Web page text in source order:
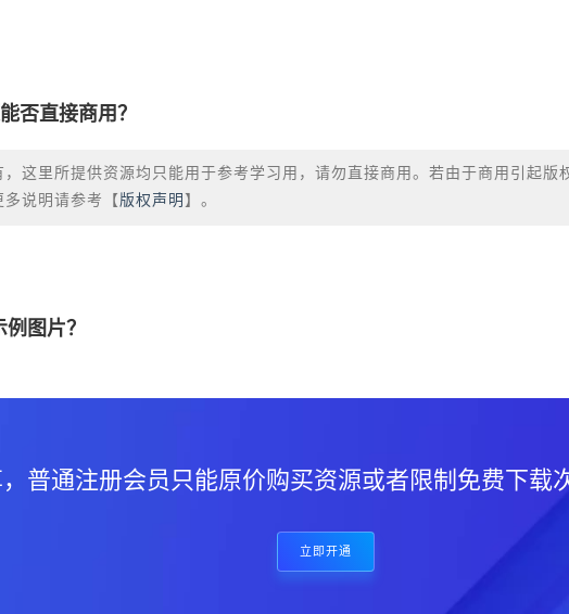
否直接商用？
这里所提供资源均只能用于参考学习用，请勿直接商用。若由于商用引起版
说明请参考【 版权声明 】。
图片？
普通注册会员只能原价购买资源或者限制免费下载
立即开通